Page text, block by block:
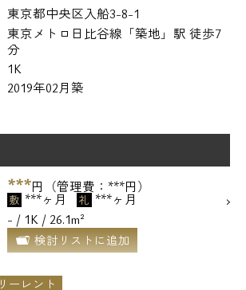
東京都中央区入船3-8-1
東京メトロ日比谷線「築地」駅 徒歩7
分
1K
2019年02月築
***円（管理費：***円）
敷 ***ヶ月 礼 ***ヶ月
- / 1K / 26.1m²
検討リストに追加
ーレント